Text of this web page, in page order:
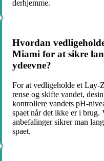
derhjemme.
Hvordan
Miami for at sikre
ydeevne?
For at vedligeholde et Lay-
rense og skifte vandet,
kontrollere vandets pH-
spaet når det ikke er i brug.
anbefalinger sikrer man
spaet.